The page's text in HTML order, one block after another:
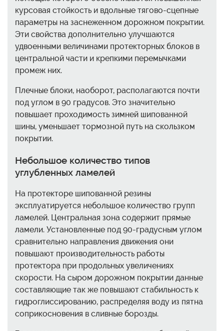
курсовая стойкость и вдольные тягово-сцепные
параметры на заснеженном дорожном покрытии.
Эти свойства дополнительно улучшаются
удвоенными величинами протекторных блоков в
центральной части и крепкими перемычками
промеж них.
Плечные блоки, наоборот, располагаются почти
под углом в 90 градусов. Это значительно
повышает проходимость зимней шипованной
шины, уменьшает тормозной путь на скользком
покрытии.
Небольшое количество типов
углубленных ламелей
На протекторе шипованной резины
эксплуатируется небольшое количество групп
ламелей. Центральная зона содержит прямые
ламели. Установленные под 90-градусным углом
сравнительно направления движения они
повышают производительность работы
протектора при продольных увеличениях
скорости. На сыром дорожном покрытии данные
составляющие так же повышают стабильность к
гидроглиссированию, распределяя воду из пятна
соприкосновения в сливные борозды.